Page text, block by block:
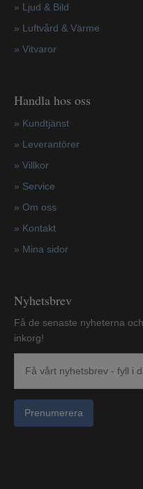
» Ljud & Bild
» Luftvård & Värme
» Vitvaror
Handla hos oss
» Kundtjänst
» Leverantörer
» Villkor
» Service
» Om oss
» Kontakt
» Mina sidor
Nyhetsbrev
Få de senaste nyheterna
inkorg!
Prenumerera